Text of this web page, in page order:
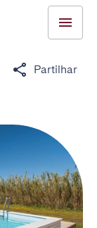
Partilhar